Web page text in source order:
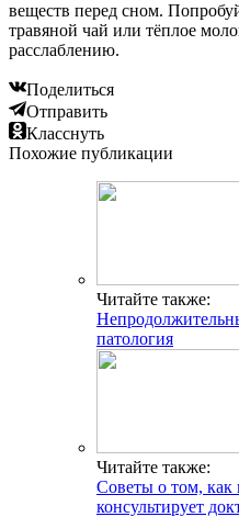
веществ перед сном.
травяной чай или тёплое
расслаблению.
Поделиться
Отправить
Класснуть
Похожие публикации
Читайте также:
патология
Читайте также:
Советы о том, как
консультирует